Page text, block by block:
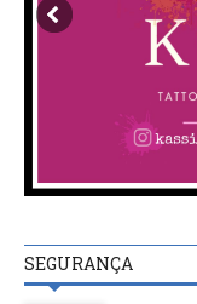
SEGURANÇA